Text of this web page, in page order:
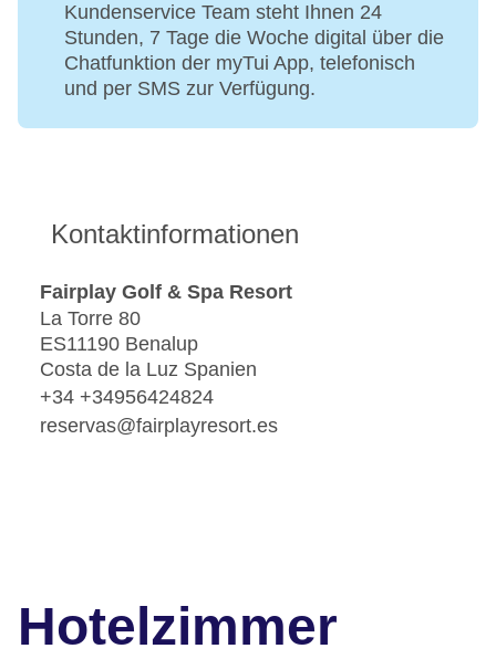
Kundenservice Team steht Ihnen 24
Stunden, 7 Tage die Woche digital über die
Chatfunktion der myTui App, telefonisch
und per SMS zur Verfügung.
Kontaktinformationen
Fairplay Golf & Spa Resort
La Torre 80
ES11190 Benalup
Costa de la Luz Spanien
+34 +34956424824
reservas@fairplayresort.es
Hotelzimmer